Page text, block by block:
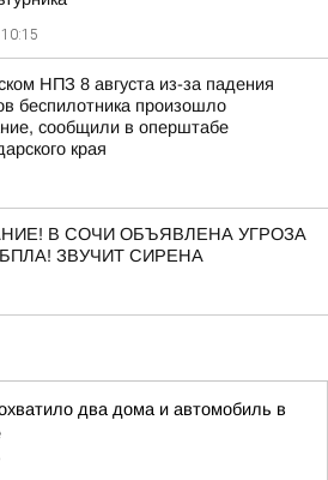
10:15
НПЗ 8 августа из-за падения
беспилотника произошло
сообщили в оперштабе
края
В СОЧИ ОБЪЯВЛЕНА УГРОЗА
ЗВУЧИТ СИРЕНА
два дома и автомобиль в